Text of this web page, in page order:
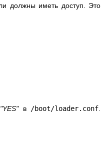
должны иметь доступ. Это
в /boot/loader.conf